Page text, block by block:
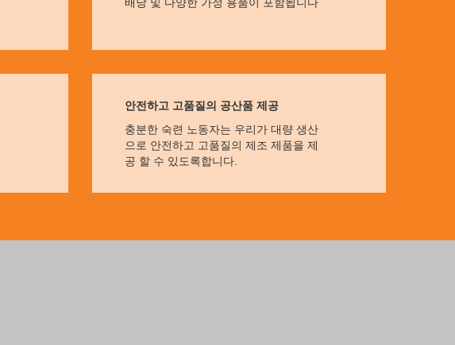
배낭 및 다양한 가정 용품이 포함됩니다
안전하고 고품질의 공산품 제공
충분한 숙련 노동자는 우리가 대량 생산
으로 안전하고 고품질의 제조 제품을 제
공 할 수 있도록합니다.